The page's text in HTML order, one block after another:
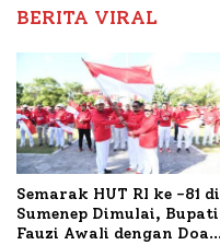
BERITA VIRAL
Semarak HUT RI ke -81 di
Sumenep Dimulai, Bupati
Fauzi Awali dengan Doa